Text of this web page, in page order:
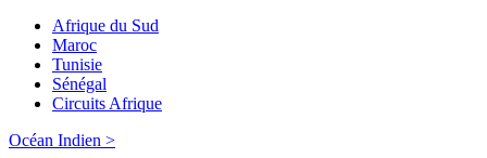
Afrique du Sud
Maroc
Tunisie
Sénégal
Circuits Afrique
Océan Indien >